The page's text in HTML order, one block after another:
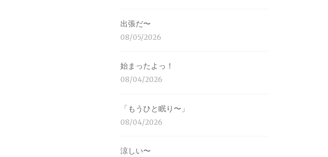
出張だ〜
08/05/2026
始まったよっ！
08/04/2026
「もうひと眠り〜」
08/04/2026
涼しい〜